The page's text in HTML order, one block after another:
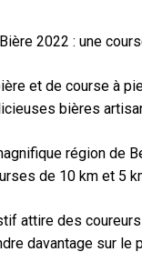
2022 : une
et de course à
bières
région de
de 10 km et 5
attire des
davantage sur